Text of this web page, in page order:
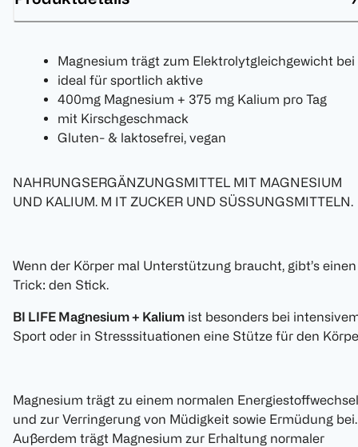
Magnesium trägt zum Elektrolytgleichgewicht bei
ideal für sportlich aktive
400mg Magnesium + 375 mg Kalium pro Tag
mit Kirschgeschmack
Gluten- & laktosefrei, vegan
NAHRUNGSERGÄNZUNGSMITTEL MIT MAGNESIUM
UND KALIUM. M IT ZUCKER UND SÜSSUNGSMITTELN.
Wenn der Körper mal Unterstützung braucht, gibt’s einen
Trick: den Stick.
BI LIFE Magnesium + Kalium ist besonders bei
Sport oder in Stresssituationen eine Stütze für den
Magnesium trägt zu einem normalen Energiestoffwechsel
und zur Verringerung von Müdigkeit sowie Ermüdung bei.
Außerdem trägt Magnesium zur Erhaltung normaler